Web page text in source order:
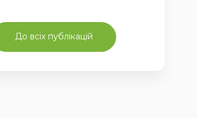
До всіх публікацій